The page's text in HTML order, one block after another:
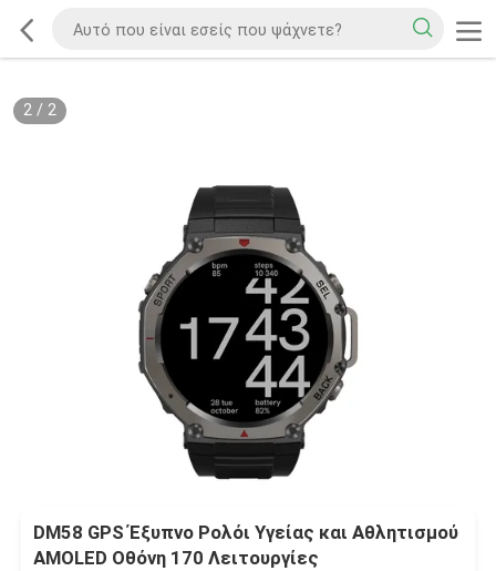
2/ 2
DM58 GPS Έξυπνο Ρολόι Υγείας και Αθλητισμού
AMOLED Οθόνη 170 Λειτουργίες